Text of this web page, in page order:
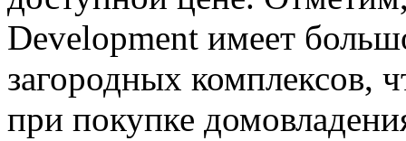
Development имеет
загородных комплексов,
при покупке